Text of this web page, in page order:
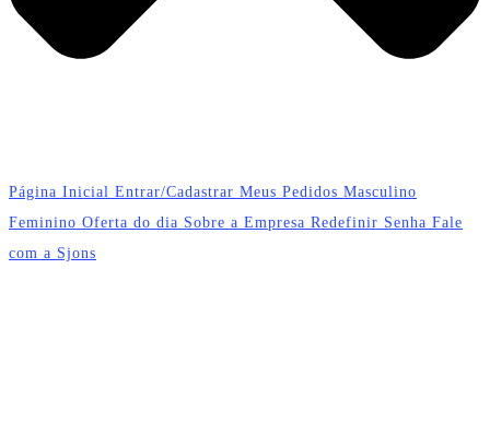
Página Inicial Entrar/Cadastrar Meus Pedidos Masculino
Feminino Oferta do dia Sobre a Empresa Redefinir Senha Fale
com a Sjons